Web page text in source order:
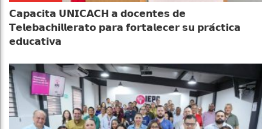
𝗖𝗮𝗽𝗮𝗰𝗶𝘁𝗮 𝗨𝗡𝗜𝗖𝗔𝗖𝗛 𝗮 𝗱𝗼𝗰𝗲𝗻𝘁𝗲𝘀 𝗱𝗲
𝗧𝗲𝗹𝗲𝗯𝗮𝗰𝗵𝗶𝗹𝗹𝗲𝗿𝗮𝘁𝗼 𝗽𝗮𝗿𝗮 𝗳𝗼𝗿𝘁𝗮𝗹𝗲𝗰𝗲𝗿 𝘀𝘂 𝗽𝗿𝗮́𝗰𝘁𝗶𝗰𝗮
𝗲𝗱𝘂𝗰𝗮𝘁𝗶𝘃𝗮